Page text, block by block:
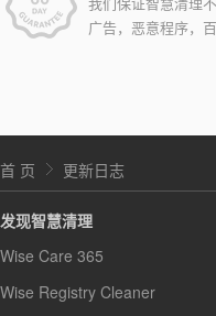
广告，恶意程序，
首 页 更新日志
发现智慧清理
Wise Care 365
Wise Registry Cleaner